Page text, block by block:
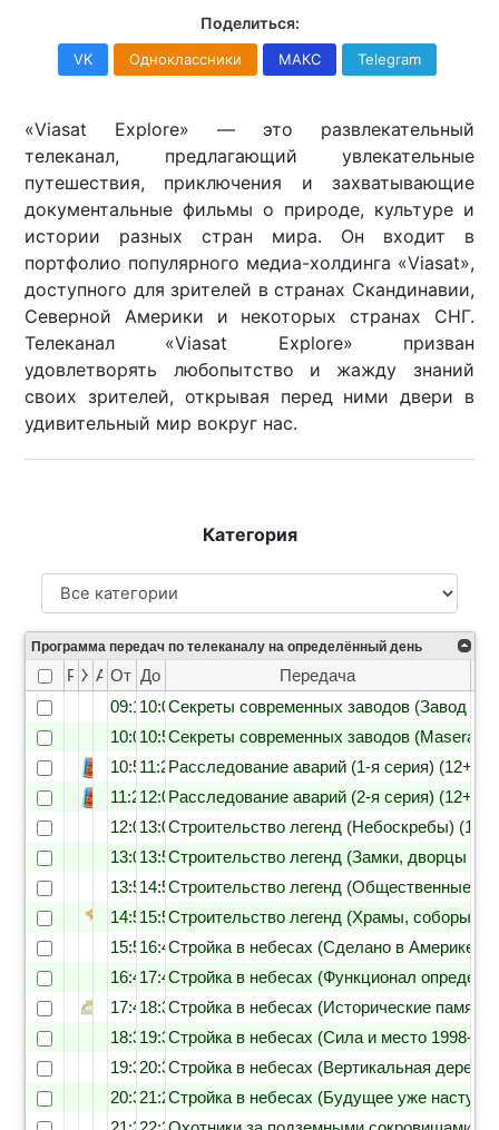
Поделиться:
VK Одноклассники МАКС Telegram
«Viasat Explore» — это развлекательный
телеканал, предлагающий увлекательные
путешествия, приключения и захватывающие
документальные фильмы о природе, культуре и
истории разных стран мира. Он входит в
портфолио популярного медиа-холдинга «Viasat»,
доступного для зрителей в странах Скандинавии,
Северной Америки и некоторых странах СНГ.
Телеканал «Viasat Explore» призван
удовлетворять любопытство и жажду знаний
своих зрителей, открывая перед ними двери в
удивительный мир вокруг нас.
Категория
Программа передач по телеканалу на определённый день
Рейтинг
Жанр
Анонс
От До
Передача
09:1510:05Секреты современных заводов (Завод
10:0510:55Секреты современных заводов (Maserati,
10:5511:25Расследование аварий (1-я серия) (12+)
11:2512:00Расследование аварий (2-я серия) (12+)
12:0013:00Строительство легенд (Небоскребы) (12+)
13:0013:55Строительство легенд (Замки, дворцы и
13:5514:50Строительство легенд (Общественные
14:5015:50Строительство легенд (Храмы, соборы и
15:5016:45Стройка в небесах (Сделано в Америке
16:4517:40Стройка в небесах (Функционал
17:4018:35Стройка в небесах (Исторические
18:3519:35Стройка в небесах (Сила и место 1998-
19:3520:30Стройка в небесах (Вертикальная
20:3021:25Стройка в небесах (Будущее уже